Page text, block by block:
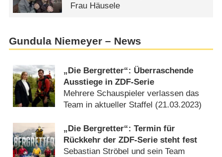
Frau Häusele
Gundula Niemeyer – News
„Die Bergretter“: Überraschende
Ausstiege in ZDF-Serie
Mehrere Schauspieler verlassen das
Team in aktueller Staffel (21.03.2023)
„Die Bergretter“: Termin für
Rückkehr der ZDF-Serie steht fest
Sebastian Ströbel und sein Team